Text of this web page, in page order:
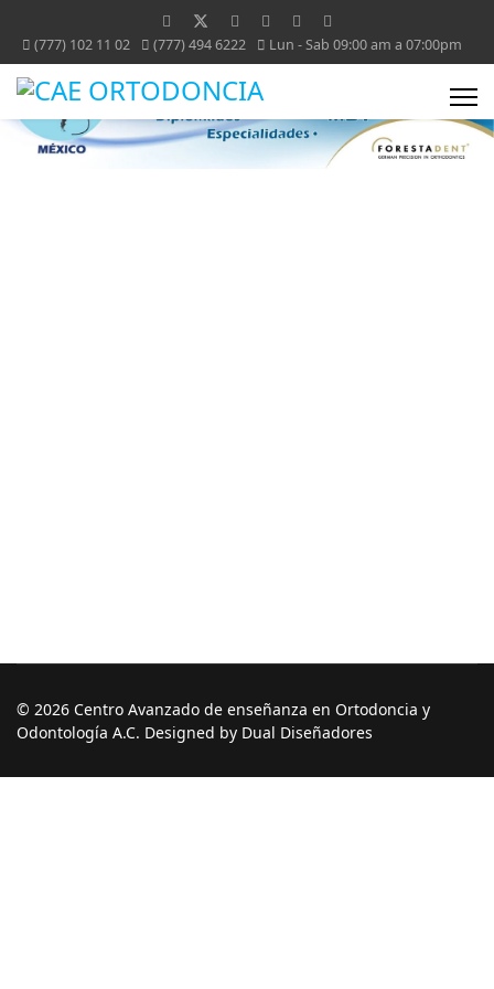
(777) 102 11 02 (777) 494 6222 Lun - Sab 09:00 am a 07:00pm
© 2026 Centro Avanzado de enseñanza en Ortodoncia y
Odontología A.C. Designed by Dual Diseñadores